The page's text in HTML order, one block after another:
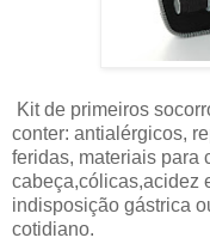
Kit de primeiros
conter: antialérgicos,
feridas, materiais para
cabeça,cólicas,acidez
indisposição gástrica
cotidiano.